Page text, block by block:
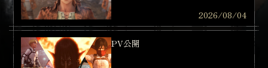
2026/08/04
PV公開